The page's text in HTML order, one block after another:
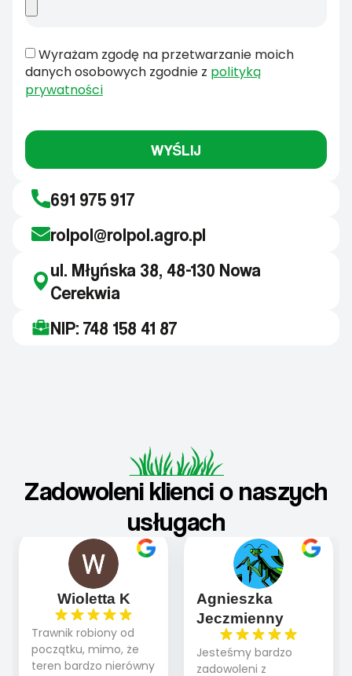
Wyrażam zgodę na przetwarzanie moich
danych osobowych zgodnie z polityką
prywatności
WYŚLIJ
691 975 917
rolpol@rolpol.agro.pl
ul. Młyńska 38, 48-130 Nowa
Cerekwia
NIP: 748 158 41 87
Zadowoleni klienci o naszych
usługach
Wioletta K
Trawnik robiony od
początku, mimo, że
teren bardzo nierówny
Agnieszka
Jeczmienny
Jesteśmy bardzo
zadowoleni z